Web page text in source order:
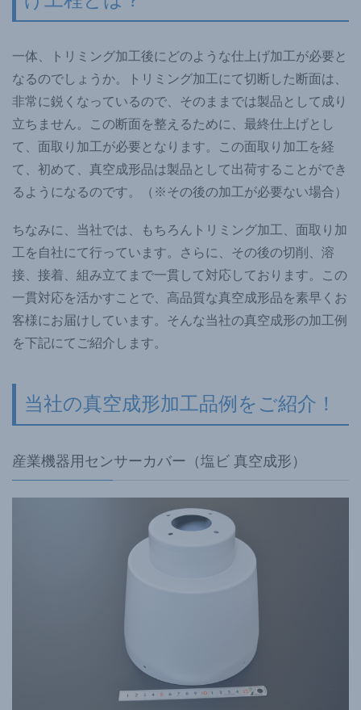
一体、トリミング加工後にどのような仕上げ加工が必要と
なるのでしょうか。トリミング加工にて切断した断面は、
非常に鋭くなっているので、そのままでは製品として成り
立ちません。この断面を整えるために、最終仕上げとし
て、面取り加工が必要となります。この面取り加工を経
て、初めて、真空成形品は製品として出荷することができ
るようになるのです。（※その後の加工が必要ない場合）
ちなみに、当社では、もちろんトリミング加工、面取り加
工を自社にて行っています。さらに、その後の切削、溶
接、接着、組み立てまで一貫して対応しております。この
一貫対応を活かすことで、高品質な真空成形品を素早くお
客様にお届けしています。そんな当社の真空成形の加工例
を下記にてご紹介します。
当社の真空成形加工品例をご紹介！
産業機器用センサーカバー（塩ビ 真空成形）